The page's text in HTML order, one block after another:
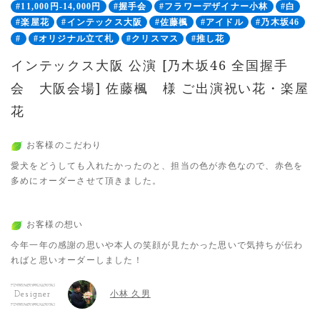
#11,000円-14,000円 #握手会 #フラワーデザイナー小林
#白
#楽屋花
#インテックス大阪 #佐藤楓 #アイドル
#乃木坂46
#
#オリジナル立て札 #クリスマス #推し花
インテックス大阪 公演 [乃木坂46 全国握手
会 大阪会場] 佐藤楓 様 ご出演祝い花・楽屋
花
お客様のこだわり
愛犬をどうしても入れたかったのと、担当の色が赤色なので、赤色を
多めにオーダーさせて頂きました。
お客様の想い
今年一年の感謝の思いや本人の笑顔が見たかった思いで気持ちが伝わ
ればと思いオーダーしました！
Designer 小林 久男